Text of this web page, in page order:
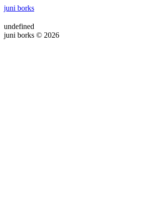
juni borks
undefined
juni borks © 2026